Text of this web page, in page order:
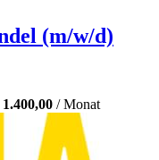
(m/w/d)
1.400,00 / Monat